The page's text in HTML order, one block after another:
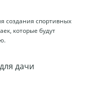
создания спортивных
которые будут